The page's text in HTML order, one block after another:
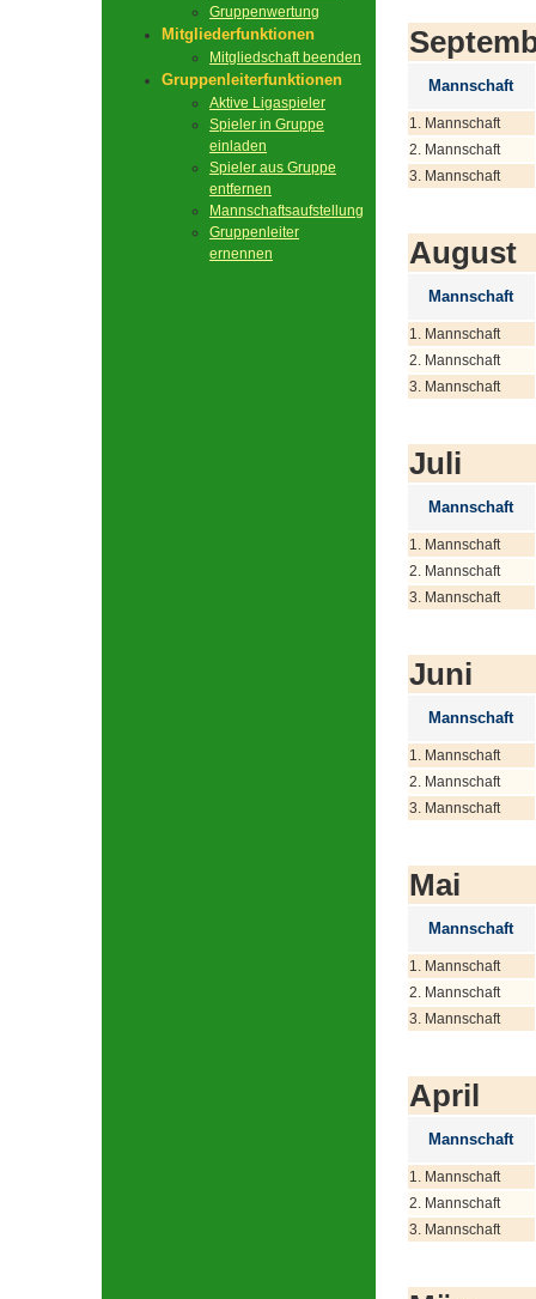
Gruppenwertung
Mitgliederfunktionen
Mitgliedschaft beenden
Gruppenleiterfunktionen
Aktive Ligaspieler
Spieler in Gruppe
einladen
Spieler aus Gruppe
entfernen
Mannschaftsaufstellung
Gruppenleiter
ernennen
Mannschaft
1. Mannschaft
2. Mannschaft
3. Mannschaft
August
Mannschaft
1. Mannschaft
2. Mannschaft
3. Mannschaft
Juli
Mannschaft
1. Mannschaft
2. Mannschaft
3. Mannschaft
Juni
Mannschaft
1. Mannschaft
2. Mannschaft
3. Mannschaft
Mai
Mannschaft
1. Mannschaft
2. Mannschaft
3. Mannschaft
April
Mannschaft
1. Mannschaft
2. Mannschaft
3. Mannschaft